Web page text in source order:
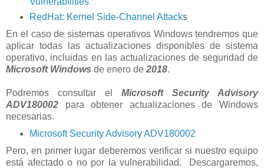
RedHat: Kernel Side-Channel Attacks
En el caso de sistemas operativos Windows tendremos que
aplicar todas las actualizaciones disponibles de sistema
operativo, incluidas en las actualizaciones de seguridad de
Microsoft Windows de enero de 2018.
Podremos consultar el Microsoft Security Advisory
ADV180002 para obtener actualizaciones de Windows
necesarias.
Microsoft Security Advisory ADV180002
Pero, en primer lugar deberemos verificar si nuestro equipo
está afectado o no por la vulnerabilidad. Descargaremos,